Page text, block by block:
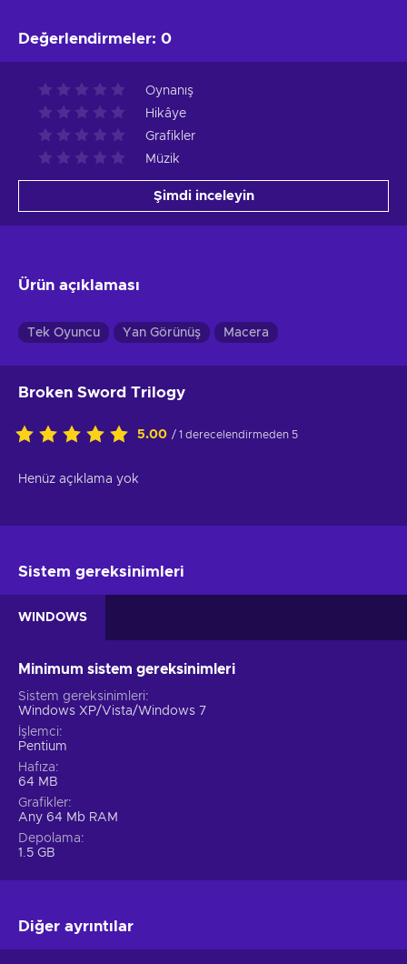
Değerlendirmeler: 0
Oynanış
Hikâye
Grafikler
Müzik
Şimdi inceleyin
Ürün açıklaması
Tek Oyuncu Yan Görünüş Macera
Broken Sword Trilogy
5.00 / 1 derecelendirmeden 5
Henüz açıklama yok
Sistem gereksinimleri
WINDOWS
Minimum sistem gereksinimleri
Sistem gereksinimleri
Windows XP/Vista/Windows 7
İşlemci
Pentium
Hafıza
64 MB
Grafikler
Any 64 Mb RAM
Depolama
1.5 GB
Diğer ayrıntılar